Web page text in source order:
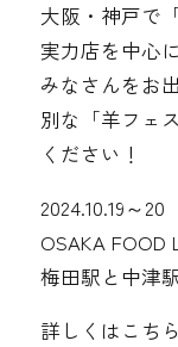
大阪・神戸で
実力店を中心
みなさんをお
別な「羊フェ
ください！
2024.10.19～20
OSAKA FOOD
梅田駅と中津
詳しくはこちら